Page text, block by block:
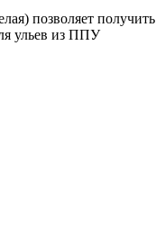
позволяет получить
ульев из ППУ